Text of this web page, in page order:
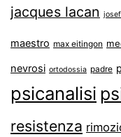
jacques lacan
maestro max eitingon
nevrosi ortodossia padre
psicanalisi
resistenza